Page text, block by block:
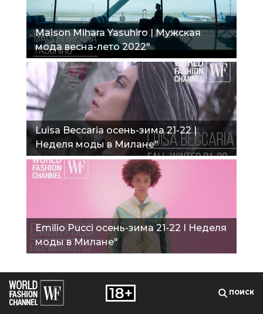
Maison Mihara Yasuhiro | Мужская
мода весна-лето 2022"
Luisa Beccaria осень-зима 21-22 |
Неделя моды в Милане"
Emilio Pucci осень-зима 21-22 I Неделя
моды в Милане"
ПОИСК